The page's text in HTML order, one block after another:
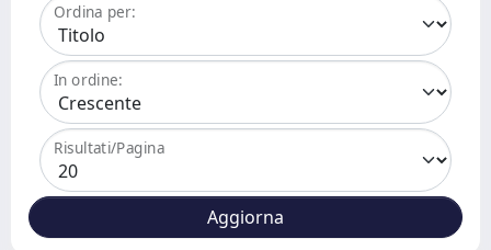
Ordina per:
In ordine:
Risultati/Pagina